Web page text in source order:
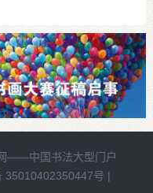
——中国书法大型门户
35010402350447号 |